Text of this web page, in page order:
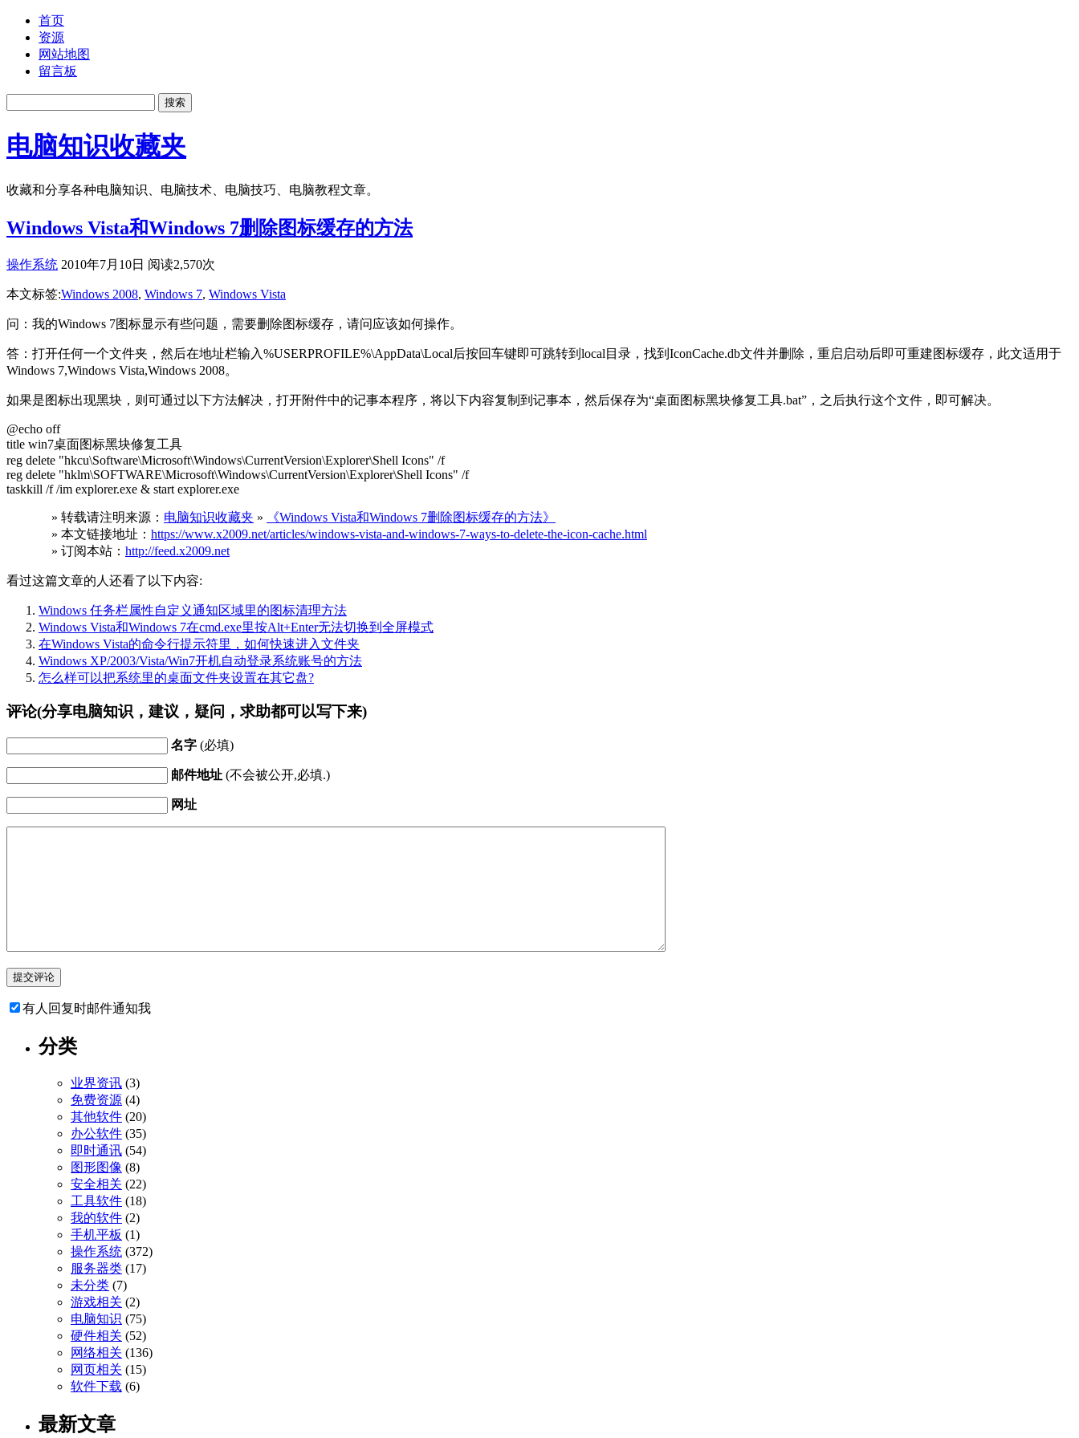
首页
资源
网站地图
留言板
电脑知识收藏夹
收藏和分享各种电脑知识、电脑技术、电脑技巧、电脑教程文章。
Windows Vista和Windows 7删除图标缓存的方法
操作系统 2010年7月10日 阅读2,570次
本文标签:Windows 2008, Windows 7, Windows Vista
问：我的Windows 7图标显示有些问题，需要删除图标缓存，请问应该如何操作。
答：打开任何一个文件夹，然后在地址栏输入%USERPROFILE%\AppData\Local后按回车键即可跳转到local目录，找到IconCache.db文件并删除，重启启动后即可重建图标缓存，此文适用于
Windows 7,Windows Vista,Windows 2008。
如果是图标出现黑块，则可通过以下方法解决，打开附件中的记事本程序，将以下内容复制到记事本，然后保存为“桌面图标黑块修复工具.bat”，之后执行这个文件，即可解决。
@echo off
title win7桌面图标黑块修复工具
reg delete "hkcu\Software\Microsoft\Windows\CurrentVersion\Explorer\Shell Icons" /f
reg delete "hklm\SOFTWARE\Microsoft\Windows\CurrentVersion\Explorer\Shell Icons" /f
taskkill /f /im explorer.exe & start explorer.exe
» 转载请注明来源： 电脑知识收藏夹 »
《Windows Vista和Windows 7删除图标缓存的方法》
» 本文链接地址： https://www.x2009.net/articles/windows-vista-and-windows-7-ways-to-delete-the-icon-cache.html
» 订阅本站： http://feed.x2009.net
看过这篇文章的人还看了以下内容:
Windows 任务栏属性自定义通知区域里的图标清理方法
Windows Vista和Windows 7在cmd.exe里按Alt+Enter无法切换到全屏模式
在Windows Vista的命令行提示符里，如何快速进入文件夹
Windows XP/2003/Vista/Win7开机自动登录系统账号的方法
怎么样可以把系统里的桌面文件夹设置在其它盘?
评论(分享电脑知识，建议，疑问，求助都可以写下来)
名字 (必填)
邮件地址 (不会被公开,必填.)
网址
有人回复时邮件通知我
分类
业界资讯 (3)
免费资源 (4)
其他软件 (20)
办公软件 (35)
即时通讯 (54)
图形图像 (8)
安全相关 (22)
工具软件 (18)
我的软件 (2)
手机平板 (1)
操作系统 (372)
服务器类 (17)
未分类 (7)
游戏相关 (2)
电脑知识 (75)
硬件相关 (52)
网络相关 (136)
网页相关 (15)
软件下载 (6)
最新文章